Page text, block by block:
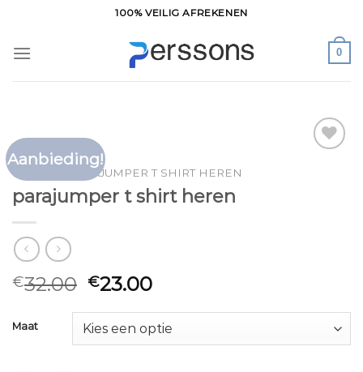
inhoud
100% VEILIG AFREKENEN
0
Aanbieding!
HOME PARAJUMPER T SHIRT HEREN
parajumper t shirt heren
€32.00 €23.00
Maat